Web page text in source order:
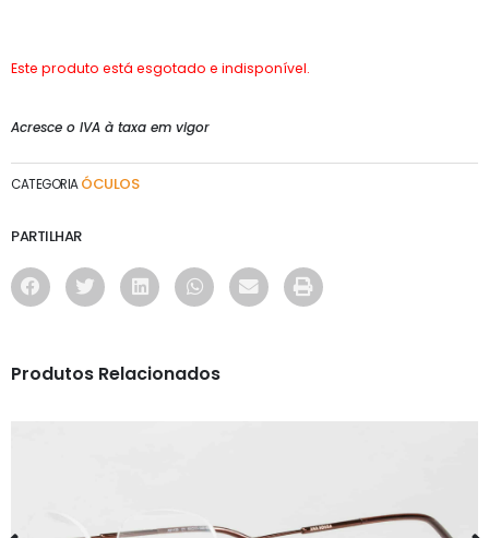
Este produto está esgotado e indisponível.
Acresce o IVA à taxa em vigor
CATEGORIA ÓCULOS
PARTILHAR
Produtos Relacionados
AS1130